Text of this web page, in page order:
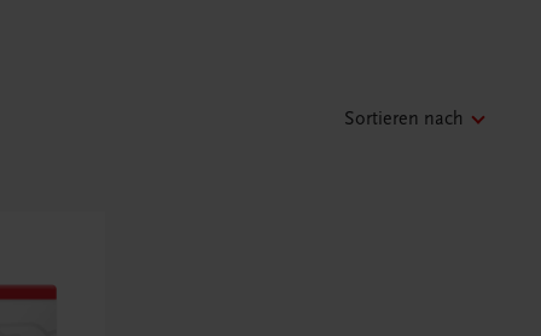
Sortieren nach